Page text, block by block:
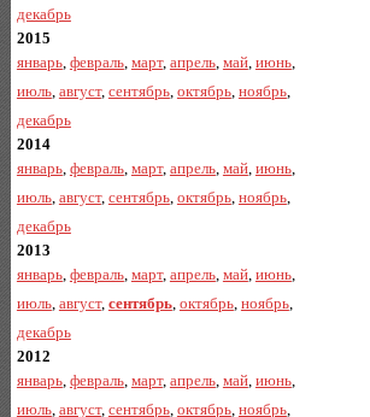
декабрь
2015
январь, февраль, март, апрель, май, июнь,
июль, август, сентябрь, октябрь, ноябрь,
декабрь
2014
январь, февраль, март, апрель, май, июнь,
июль, август, сентябрь, октябрь, ноябрь,
декабрь
2013
январь, февраль, март, апрель, май, июнь,
июль, август, сентябрь, октябрь, ноябрь,
декабрь
2012
январь, февраль, март, апрель, май, июнь,
июль, август, сентябрь, октябрь, ноябрь,